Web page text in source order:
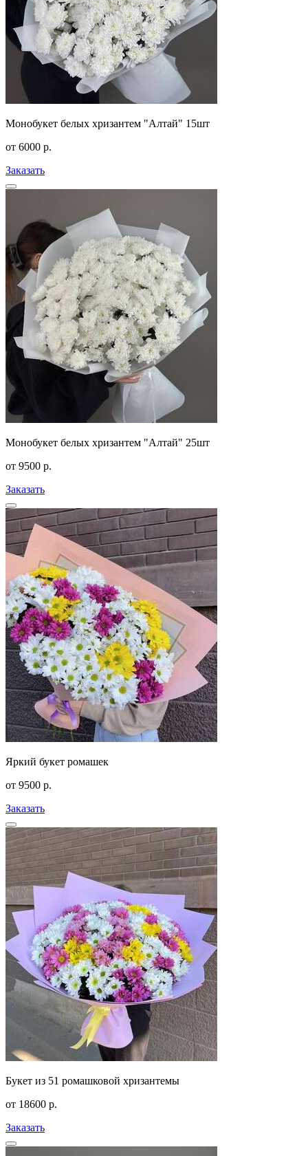
Монобукет белых хризантем "Алтай" 15шт
от 6000 р.
Заказать
Монобукет белых хризантем "Алтай" 25шт
от 9500 р.
Заказать
Яркий букет ромашек
от 9500 р.
Заказать
Букет из 51 ромашковой хризантемы
от 18600 р.
Заказать